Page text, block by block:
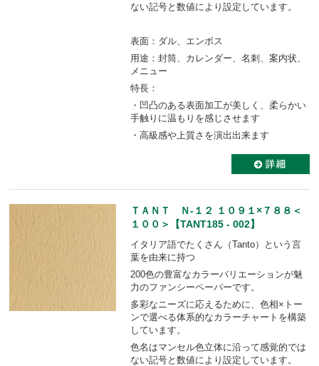
ない記号と数値により設定しています。
表面：ダル、エンボス
用途：封筒、カレンダー、名刺、案内状、
メニュー
特長：
・凹凸のある表面加工が美しく、柔らかい
手触りに温もりを感じさせます
・高級感や上質さを演出出来ます
ＴＡＮＴ Ｎ-１２ １０９１×７８８＜
１００＞【TANT185 - 002】
イタリア語でたくさん（Tanto）という言
葉を由来に持つ
200色の豊富なカラーバリエーションが魅
力のファンシーペーパーです。
多彩なニーズに応えるために、色相×トー
ンで選べる体系的なカラーチャートを構築
しています。
色名はマンセル色立体に沿って感覚的では
ない記号と数値により設定しています。